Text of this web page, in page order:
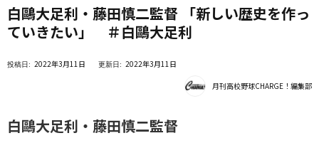
白鷗大足利・藤田慎二監督 「新しい歴史を作っ
ていきたい」 ＃白鷗大足利
2022年3月11日 2022年3月11日
月刊高校野球CHARGE！編集部
白鷗大足利・藤田慎二監督